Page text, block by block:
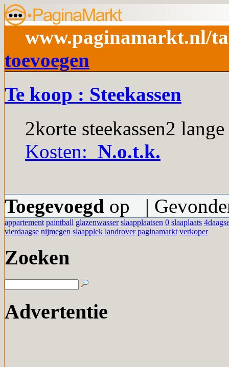
www.paginamarkt.nl/
toevoegen
Te koop : Steekassen
2korte steekassen2
Kosten: N.o.t.k.
Toegevoegd op |
appartement paintball glazenwasser slaapplaatsen 0 slaaplaats
vierdaagse nijmegen slaapplek landrover paginamarkt verkoper
Zoeken
Advertentie